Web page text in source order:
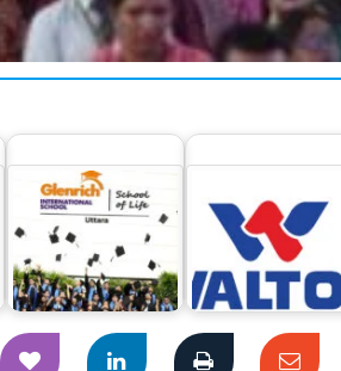
কেমব্রিজ পরীক্ষায়
শিক্ষার্থীদের সাফল্য
উদযাপন করল গ্লেনরিচ
ওয়ালটনের আকর্ষণীয়
ডিভিডেন্ড ঘোষণা :
সুদৃঢ়…